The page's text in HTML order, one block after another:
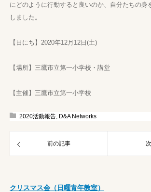
にどのように行動すると良いのか、自分たちの身
しました。
【日にち】2020年12月12日(土)
【場所】三鷹市立第一小学校・講堂
【主催】三鷹市立第一小学校
2020活動報告, D&A Networks
前の記事
クリスマス会（日曜青年教室）
プライバシーポリシー